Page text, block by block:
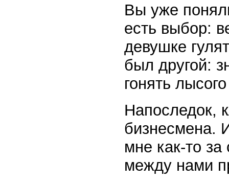
Вы уже
есть выбор:
девушке
был другой:
гонять
Напоследок,
бизнесмена.
мне как-то за
между нами